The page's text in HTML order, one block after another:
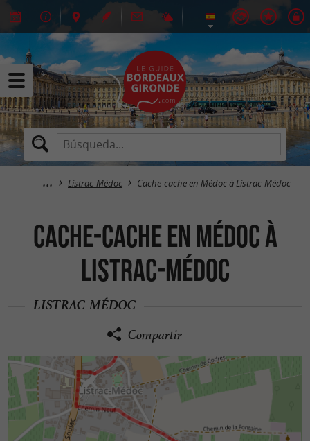
Listrac-Médoc Cache-cache en Médoc à Listrac-Médoc
Cache-cache en Médoc à
Listrac-Médoc
LISTRAC-MÉDOC
Compartir